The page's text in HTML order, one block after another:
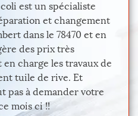
est un spécialiste
et changement
dans le 78470 et en
des prix très
charge les travaux de
tuile de rive. Et
pas à demander votre
mois ci !!